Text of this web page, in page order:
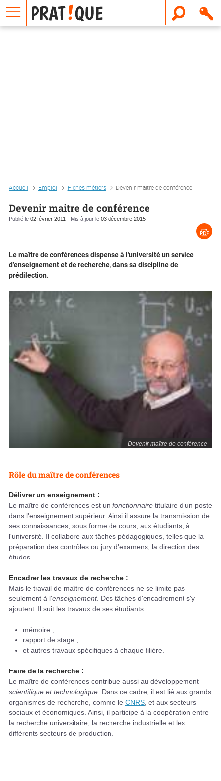
Accueil Emploi Fiches métiers Devenir maitre de conférence
Devenir maitre de conférence
Publié le 02 février 2011 - Mis à jour le 03 décembre 2015
Devenir maître de conférence
Le maître de conférences dispense à l'université un service
d’enseignement et de recherche, dans sa discipline de
prédilection.
Rôle du maître de conférences
Délivrer un enseignement :
Le maître de conférences est un fonctionnaire titulaire d'un poste
dans l'enseignement supérieur. Ainsi il assure la transmission de
ses connaissances, sous forme de cours, aux étudiants, à
l'université. Il collabore aux tâches pédagogiques, telles que la
préparation des contrôles ou jury d'examens, la direction des
études...
Encadrer les travaux de recherche :
Mais le travail de maître de conférences ne se limite pas
seulement à l'enseignement. Des tâches d'encadrement s'y
ajoutent. Il suit les travaux de ses étudiants :
mémoire ;
rapport de stage ;
et autres travaux spécifiques à chaque filière.
Faire de la recherche :
Le maître de conférences contribue aussi au développement
scientifique et technologique . Dans ce cadre, il est lié aux grands
organismes de recherche, comme le CNRS , et aux secteurs
sociaux et économiques. Ainsi, il participe à la coopération entre
la recherche universitaire, la recherche industrielle et les
différents secteurs de production.
E
m
a